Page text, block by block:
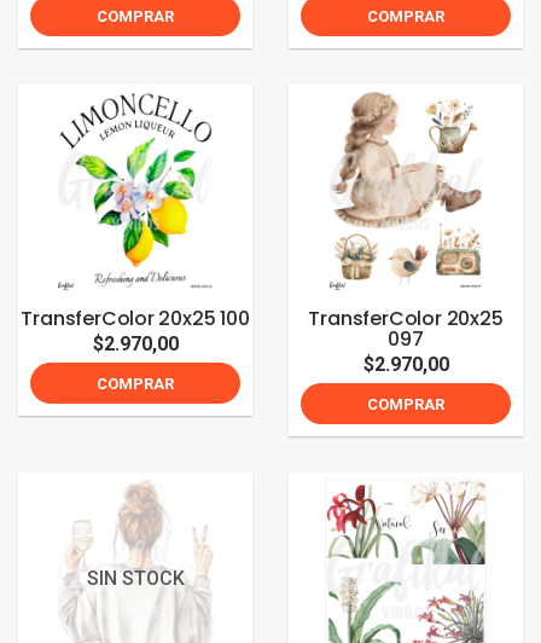
COMPRAR COMPRAR
TransferColor 20x25 100
$2.970,00
COMPRAR
TransferColor 20x25
097
$2.970,00
COMPRAR
SIN STOCK